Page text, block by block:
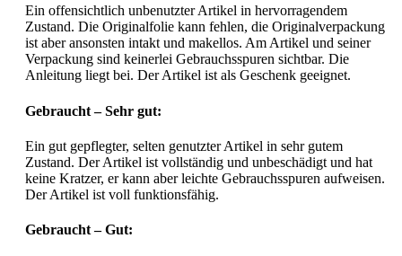
Ein offensichtlich unbenutzter Artikel in hervorragendem
Zustand. Die Originalfolie kann fehlen, die Originalverpackung
ist aber ansonsten intakt und makellos. Am Artikel und seiner
Verpackung sind keinerlei Gebrauchsspuren sichtbar. Die
Anleitung liegt bei. Der Artikel ist als Geschenk geeignet.
Gebraucht – Sehr gut:
Ein gut gepflegter, selten genutzter Artikel in sehr gutem
Zustand. Der Artikel ist vollständig und unbeschädigt und hat
keine Kratzer, er kann aber leichte Gebrauchsspuren aufweisen.
Der Artikel ist voll funktionsfähig.
Gebraucht – Gut: